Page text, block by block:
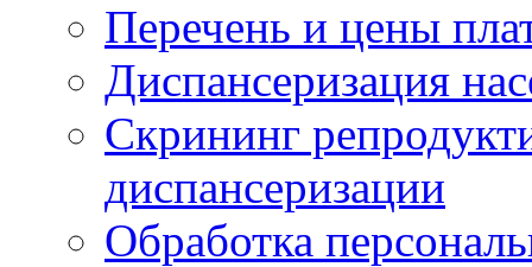
Перечень и цены
Диспансеризация
Скрининг
диспансеризации
Обработка